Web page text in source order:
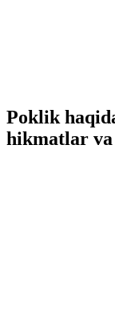
Poklik
hikmatlar